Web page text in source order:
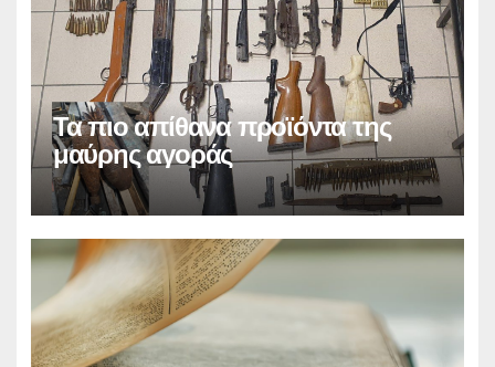
Τα πιο απίθανα προϊόντα της
μαύρης αγοράς